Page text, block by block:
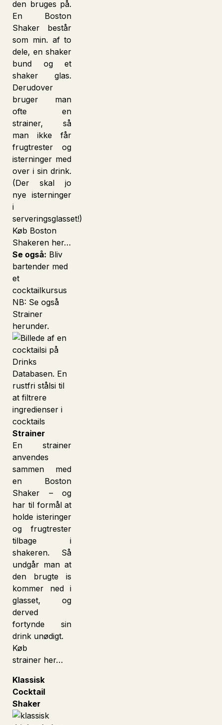
den bruges på.
En Boston
Shaker består
som min. af to
dele, en shaker
bund og et
shaker glas.
Derudover
bruger man
ofte en
strainer, så
man ikke får
frugtrester og
isterninger med
over i sin drink.
(Der skal jo
nye isterninger
i
serveringsglasset!)
Køb Boston
Shakeren her…
Se også: Bliv
bartender med
et
cocktailkursus
NB: Se også
Strainer
herunder.
Strainer
En strainer
anvendes
sammen med
en Boston
Shaker – og
har til formål at
holde isteringer
og frugtrester
tilbage i
shakeren. Så
undgår man at
den brugte is
kommer ned i
glasset, og
derved
fortynde sin
drink unødigt.
Køb
strainer her…
Klassisk
Cocktail
Shaker